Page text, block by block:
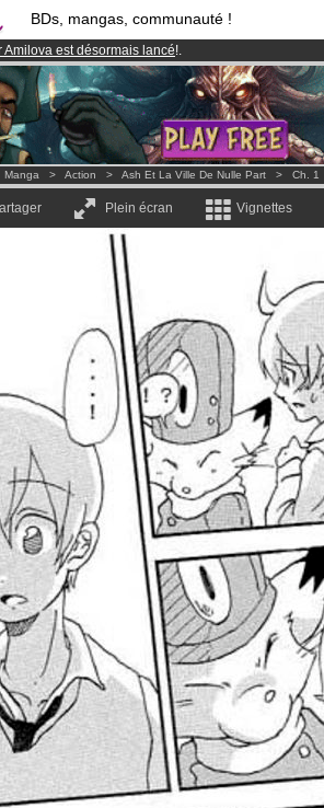
BDs, mangas, communauté !
Amilova est désormais lancé!.
membreset 1000BDs & Mangas!
à partir de
3.95 eurospar mois !Clique ici
Manga > Action > Ash Et La Ville De Nulle Part > Ch. 1
Plein écran Vignettes